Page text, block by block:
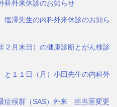
科外来休診のお知らせ
澤先生の内科外来休診のお知ら
２月末日）の健康診断とがん検診
と１１日（月）小田先生の内科外
症候群（SAS）外来 担当医変更